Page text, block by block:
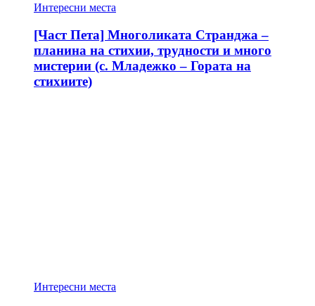
Интересни места
[Част Пета] Многоликата Странджа –
планина на стихии, трудности и много
мистерии (с. Младежко – Гората на
стихиите)
Интересни места